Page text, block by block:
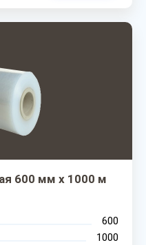
600 мм х 1000 м
600
1000